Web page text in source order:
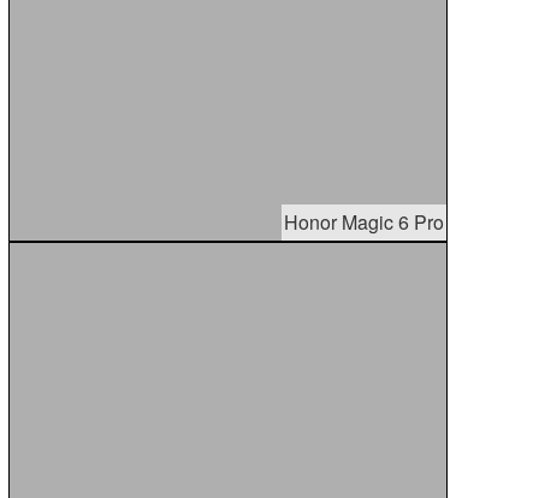
Honor Magic 6 Pro